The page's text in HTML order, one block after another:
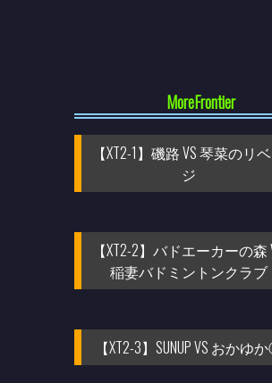
MoreFrontier
【XT2-1】磯路 VS 琴菜のリ
ジ
【XT2-2】バドエーカーの森
稲妻バドミントンクラブ
【XT2-3】SUNUP VS おかゆ